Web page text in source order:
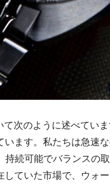
次のように述べていま
います。私たちは急速
続可能でバランスの
ていた市場で、ウォ